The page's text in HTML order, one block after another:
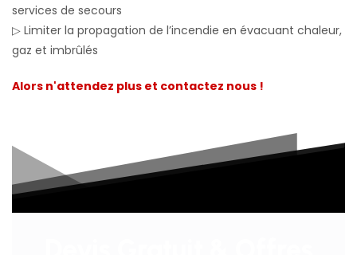
services de secours
▷ Limiter la propagation de l’incendie en évacuant chaleur,
gaz et imbrûlés
Alors n'attendez plus et contactez nous !